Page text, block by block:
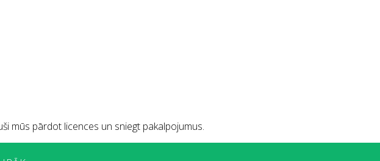
mūs pārdot licences un sniegt pakalpojumus.